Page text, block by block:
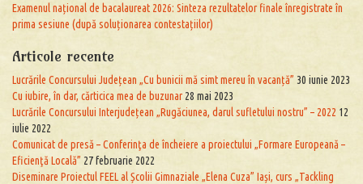
Examenul național de bacalaureat 2026: Sinteza rezultatelor finale înregistrate în
prima sesiune (după soluționarea contestațiilor)
Articole recente
Lucrările Concursului Județean „Cu bunicii mă simt mereu în vacanță” 30 iunie 2023
Cu iubire, în dar, cărticica mea de buzunar 28 mai 2023
Lucrările Concursului Interjudețean „Rugăciunea, darul sufletului nostru” – 2022 12
iulie 2022
Comunicat de presă – Conferinţa de încheiere a proiectului „Formare Europeană –
Eficienţă Locală” 27 februarie 2022
Diseminare Proiectul FEEL al Școlii Gimnaziale „Elena Cuza” Iași, curs „Tackling